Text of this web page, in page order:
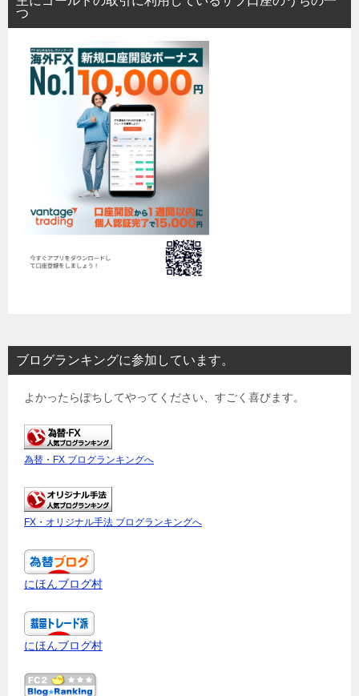
つ
ブログランキングに参加しています。
よかったらぽちしてやってください、すごく喜びます。
為替・FX ブログランキングへ
FX・オリジナル手法 ブログランキングへ
にほんブログ村
にほんブログ村